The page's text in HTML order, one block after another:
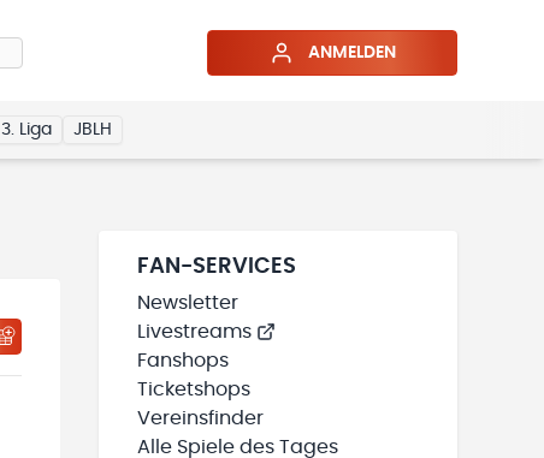
ANMELDEN
3. Liga JBLH
WIRD GELADEN
TEAMS“ HINZUFÜGEN
FAN-SERVICES
Newsletter
Livestreams
Fanshops
Ticketshops
Vereinsfinder
Alle Spiele des Tages